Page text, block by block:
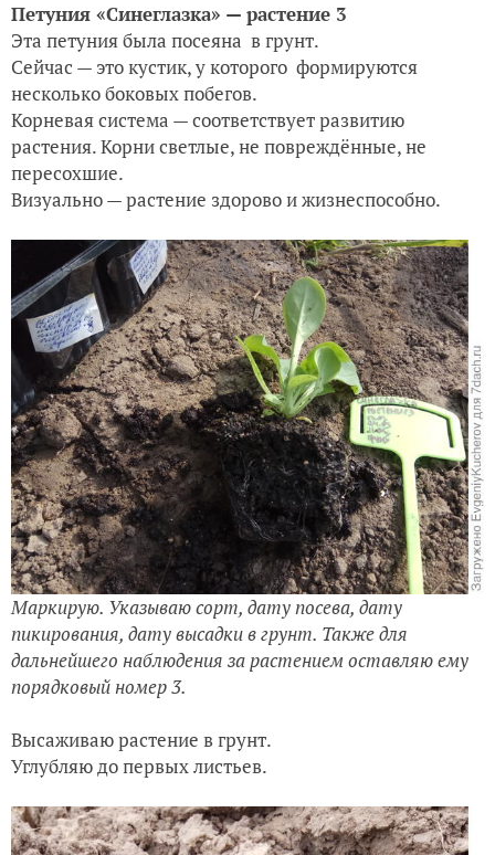
Петуния «Синеглазка» — растение 3
Эта петуния была посеяна в грунт.
Сейчас — это кустик, у которого формируются
несколько боковых побегов.
Корневая система — соответствует развитию
растения. Корни светлые, не повреждённые, не
пересохшие.
Визуально — растение здорово и жизнеспособно.
Маркирую. Указываю сорт, дату посева, дату
пикирования, дату высадки в грунт. Также для
дальнейшего наблюдения за растением оставляю ему
порядковый номер 3.
Высаживаю растение в грунт.
Углубляю до первых листьев.